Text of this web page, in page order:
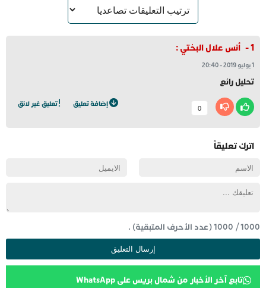
أنس علال البختي:
1 يوليو 2019 -
20:40
تحليل رائع
0
إضافة تعليق تعليق غير لائق
اترك تعليقاً
1000
/
1000(عدد الأحرف المتبقية) .
تابع آخر الأخبار من شمال بريس على WhatsApp